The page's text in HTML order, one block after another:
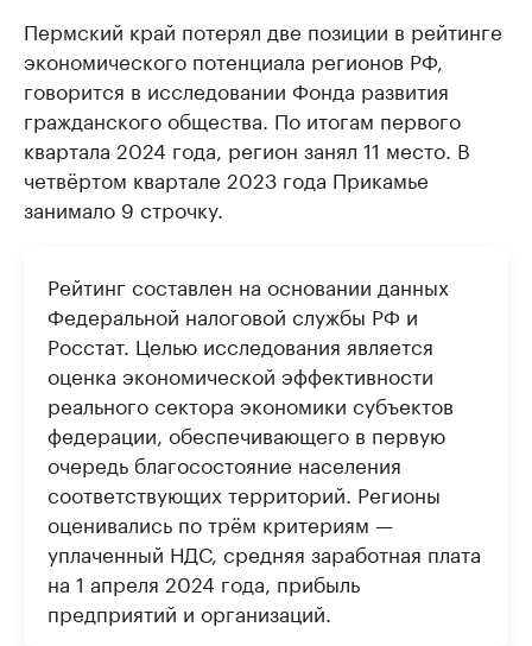
Пермский край потерял две позиции в рейтинге
экономического потенциала регионов РФ,
говорится в исследовании Фонда развития
гражданского общества. По итогам первого
квартала 2024 года, регион занял 11 место. В
четвёртом квартале 2023 года Прикамье
занимало 9 строчку.
Рейтинг составлен на основании данных
Федеральной налоговой службы РФ и
Росстат. Целью исследования является
оценка экономической эффективности
реального сектора экономики субъектов
федерации, обеспечивающего в первую
очередь благосостояние населения
соответствующих территорий. Регионы
оценивались по трём критериям —
уплаченный НДС, средняя заработная плата
на 1 апреля 2024 года, прибыль
предприятий и организаций.